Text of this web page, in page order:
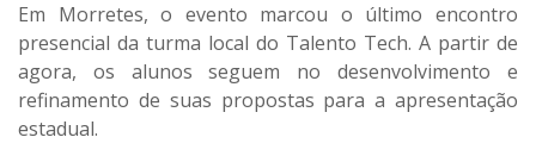
Em Morretes, o evento marcou o último encontro
presencial da turma local do Talento Tech. A partir de
agora, os alunos seguem no desenvolvimento e
refinamento de suas propostas para a apresentação
estadual.